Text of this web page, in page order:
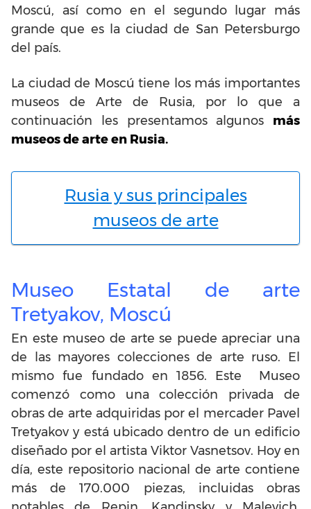
Moscú, así como en el segundo lugar más
grande que es la ciudad de San Petersburgo
del país.
La ciudad de Moscú tiene los más importantes
museos de Arte de Rusia, por lo que a
continuación les presentamos algunos más
museos de arte en Rusia.
Rusia y sus principales
museos de arte
Museo Estatal de arte
Tretyakov, Moscú
En este museo de arte se puede apreciar una
de las mayores colecciones de arte ruso. El
mismo fue fundado en 1856. Este Museo
comenzó como una colección privada de
obras de arte adquiridas por el mercader Pavel
Tretyakov y está ubicado dentro de un edificio
diseñado por el artista Viktor Vasnetsov. Hoy en
día, este repositorio nacional de arte contiene
más de 170.000 piezas, incluidas obras